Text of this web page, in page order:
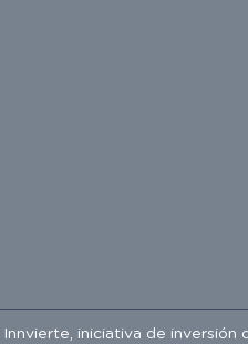
Innvierte, iniciativa de inversión